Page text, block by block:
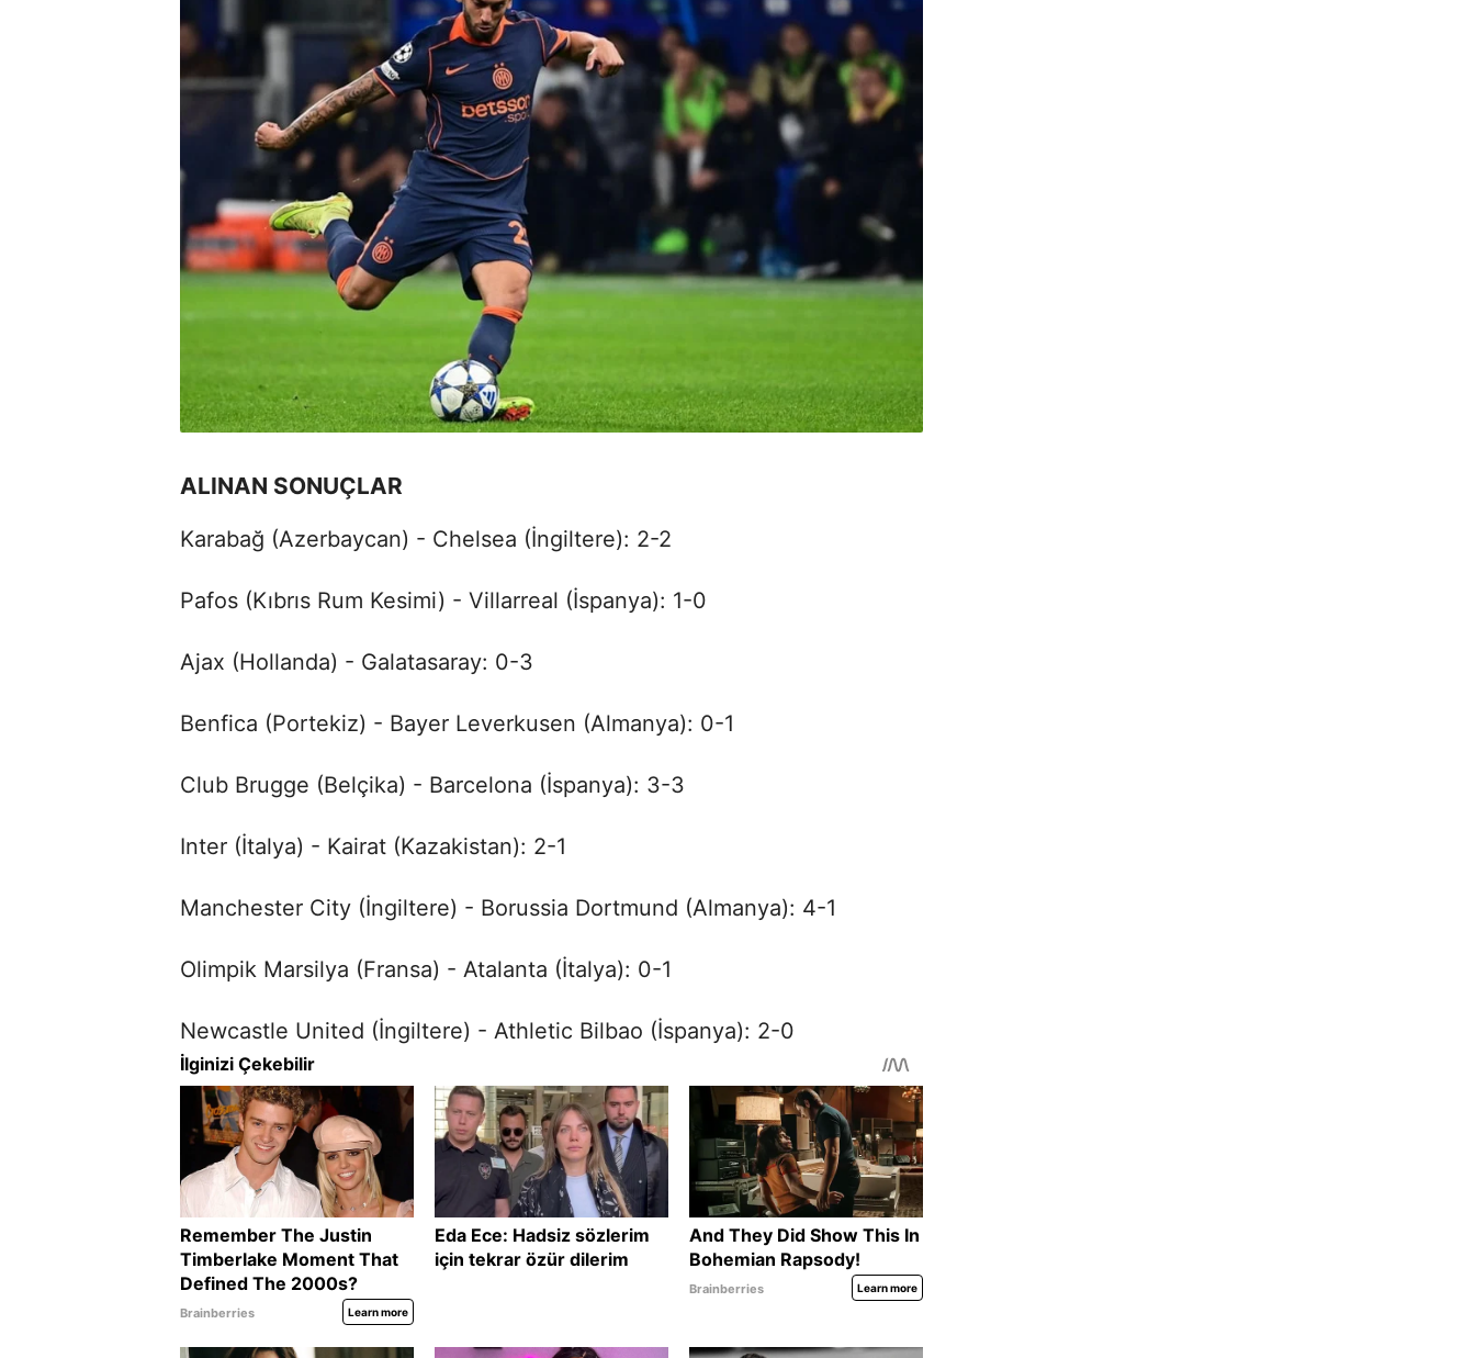
ALINAN SONUÇLAR
Karabağ (Azerbaycan) - Chelsea (İngiltere): 2-2
Pafos (Kıbrıs Rum Kesimi) - Villarreal (İspanya): 1-0
Ajax (Hollanda) - Galatasaray: 0-3
Benfica (Portekiz) - Bayer Leverkusen (Almanya): 0-1
Club Brugge (Belçika) - Barcelona (İspanya): 3-3
Inter (İtalya) - Kairat (Kazakistan): 2-1
Manchester City (İngiltere) - Borussia Dortmund (Almanya): 4-1
Olimpik Marsilya (Fransa) - Atalanta (İtalya): 0-1
Newcastle United (İngiltere) - Athletic Bilbao (İspanya): 2-0